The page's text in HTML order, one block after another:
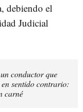
debiendo el
Judicial
conductor que
sentido contrario:
carné